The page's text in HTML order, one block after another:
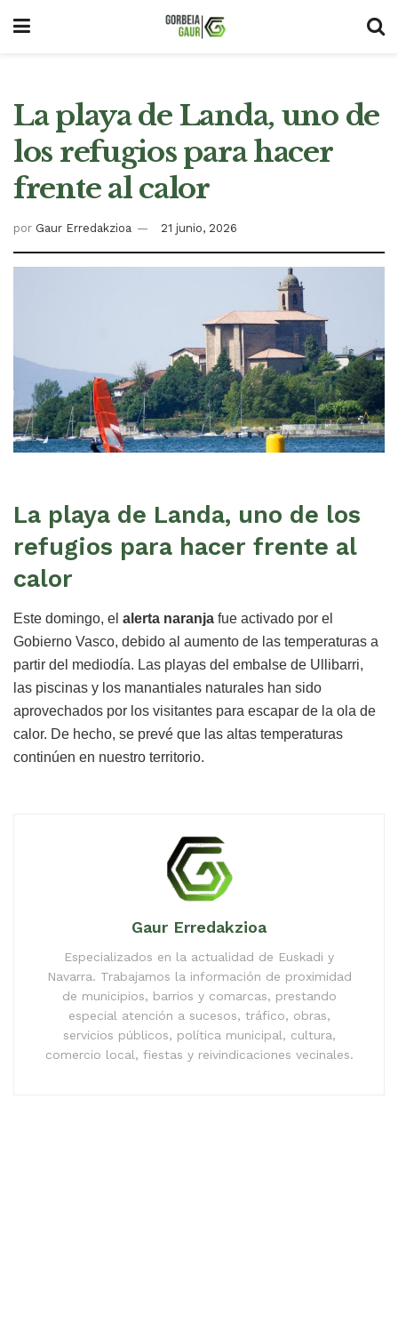
La playa de Landa, uno de
los refugios para hacer
frente al calor
por Gaur Erredakzioa 21 junio, 2026
La playa de Landa, uno de los
refugios para hacer frente al
calor
Este domingo, el alerta naranja fue activado por el
Gobierno Vasco, debido al aumento de las temperaturas a
partir del mediodía. Las playas del embalse de Ullibarri,
las piscinas y los manantiales naturales han sido
aprovechados por los visitantes para escapar de la ola de
calor. De hecho, se prevé que las altas temperaturas
continúen en nuestro territorio.
Gaur Erredakzioa
Especializados en la actualidad de Euskadi y
Navarra. Trabajamos la información de proximidad
de municipios, barrios y comarcas, prestando
especial atención a sucesos, tráfico, obras,
servicios públicos, política municipal, cultura,
comercio local, fiestas y reivindicaciones vecinales.